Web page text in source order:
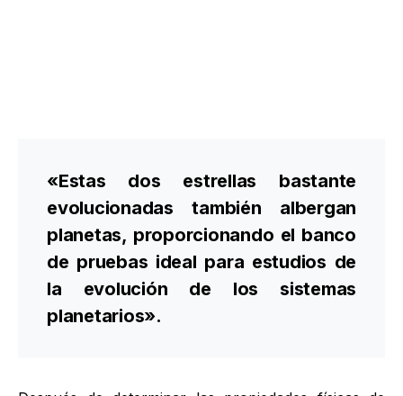
«Estas dos estrellas bastante
evolucionadas también albergan
planetas, proporcionando el banco
de pruebas ideal para estudios de
la evolución de los sistemas
planetarios».